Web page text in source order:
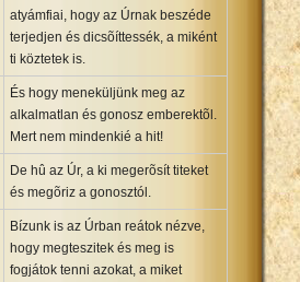
atyámfiai, hogy az Úrnak beszéde
terjedjen és dicsõíttessék, a miként
ti köztetek is.
És hogy meneküljünk meg az
alkalmatlan és gonosz emberektõl.
Mert nem mindenkié a hit!
De hû az Úr, a ki megerõsít titeket
és megõriz a gonosztól.
Bízunk is az Úrban reátok nézve,
hogy megteszitek és meg is
fogjátok tenni azokat, a miket